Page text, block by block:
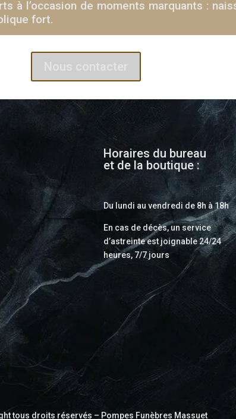
à l’occasion de moments marquants :
fort.
Horaires du bureau
et de la boutique :
Du lundi au vendredi de 8h à 18h
En cas de décès, un service
d’astreinte est joignable 24/24
heures, 7/7 jours
tous droits réservés – Pompes Funèbres Massuet